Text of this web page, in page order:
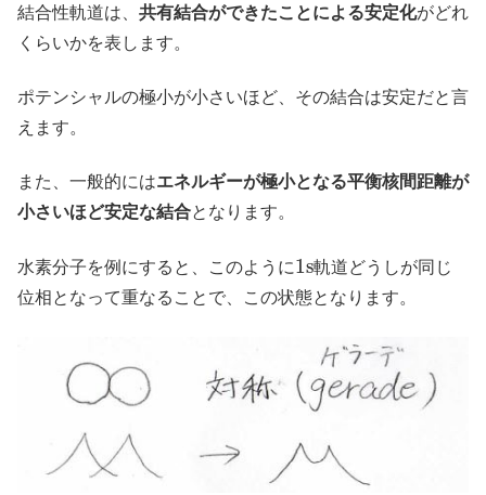
結合性軌道は、 共有結合ができたことによる安定化がどれ
くらいかを表します。
ポテンシャルの極小が小さいほど、その結合は安定だと言
えます。
また、一般的にはエネルギーが極小となる平衡核間距離が
小さいほど安定な結合となります。
水素分子を例にすると、このように
1 s
軌道どうしが同じ
位相となって重なることで、この状態となります。